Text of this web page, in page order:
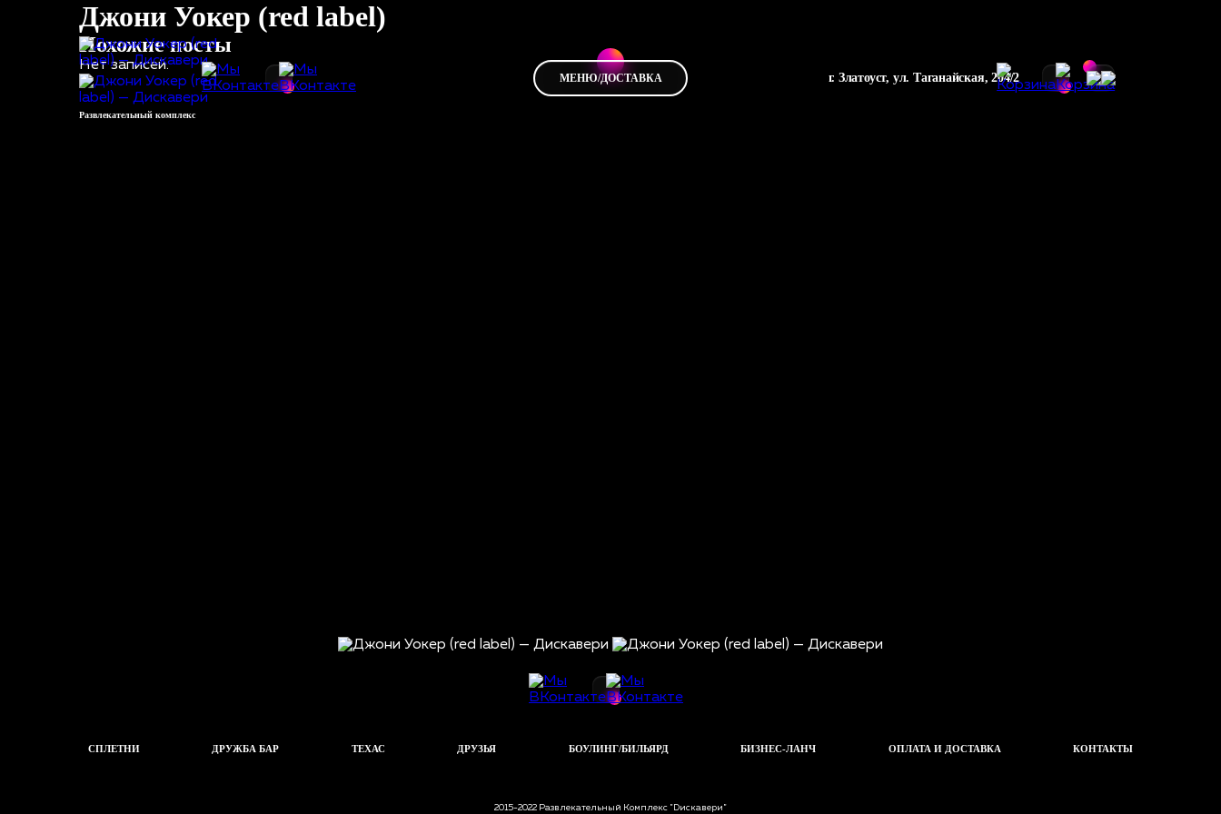
Развлекательный комплекс
МЕНЮ/ДОСТАВКА г. Златоуст, ул. Таганайская, 204/2
Джони Уокер (red label)
Похожие посты
Нет записей.
СПЛЕТНИ ДРУЖБА БАР ТЕХАС ДРУЗЬЯ БОУЛИНГ/БИЛЬЯРД БИЗНЕС-ЛАНЧ ОПЛАТА И ДОСТАВКА КОНТАКТЫ
2015-2022 Развлекательный Комплекс "Dискавери"